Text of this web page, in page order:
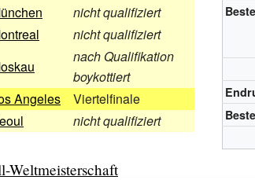
nicht qualifiziert
nicht qualifiziert
nach Qualifikation
boykottiert
Angeles
Viertelfinale
nicht qualifiziert
Weltmeisterschaft